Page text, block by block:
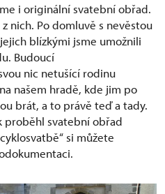
i originální svatební obřad.
nich. Po domluvě s nevěstou
blízkými jsme umožnili
Budoucí
nic netušící rodinu
našem hradě, kde jim po
brát, a to právě teď a tady.
proběhl svatební obřad
si můžete